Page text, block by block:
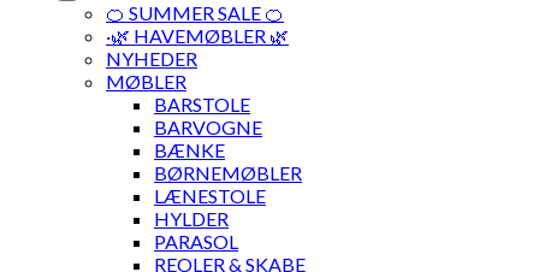
🍊 SUMMER SALE 🍊
·🌿 HAVEMØBLER 🌿
NYHEDER
MØBLER
BARSTOLE
BARVOGNE
BÆNKE
BØRNEMØBLER
LÆNESTOLE
HYLDER
PARASOL
REOLER & SKABE